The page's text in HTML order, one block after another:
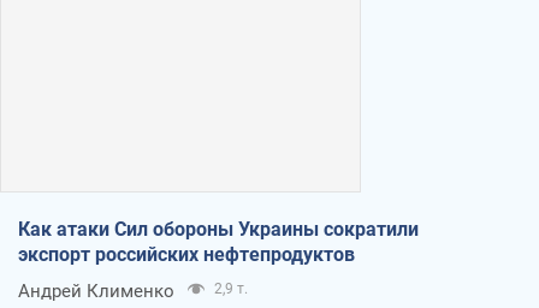
Как атаки Сил обороны Украины сократили
экспорт российских нефтепродуктов
Андрей Клименко 2,9 т.